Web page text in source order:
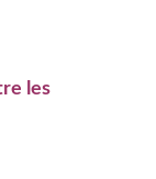
les